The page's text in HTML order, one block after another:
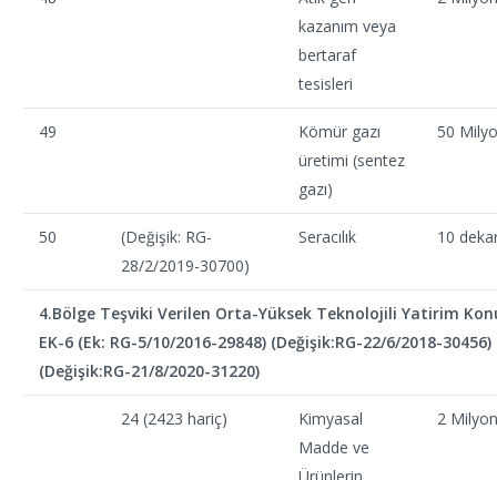
kazanım veya
bertaraf
tesisleri
49
Kömür gazı
üretimi (sentez
gazı)
50
50
(Değişik: RG-
28/2/2019-30700)
Seracılık 10
4.Bölge Teşviki Verilen Orta-Yüksek Teknolojili Yatirim
EK-6 (Ek: RG-5/10/2016-29848) (Değişik:RG-22/6/2018-30456)
(Değişik:RG-21/8/2020-31220)
24 (2423 hariç)
Kimyasal
Madde ve
2